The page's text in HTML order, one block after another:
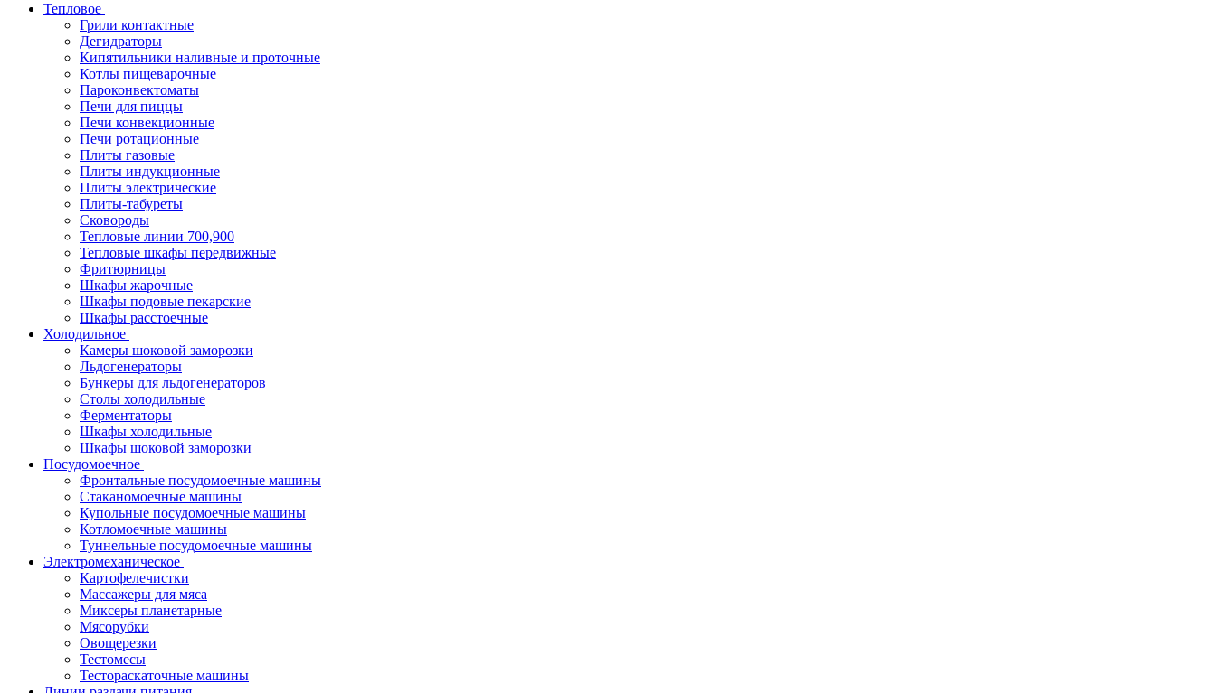
Тепловое
Грили контактные
Дегидраторы
Кипятильники наливные и проточные
Котлы пищеварочные
Пароконвектоматы
Печи для пиццы
Печи конвекционные
Печи ротационные
Плиты газовые
Плиты индукционные
Плиты электрические
Плиты-табуреты
Сковороды
Тепловые линии 700,900
Тепловые шкафы передвижные
Фритюрницы
Шкафы жарочные
Шкафы подовые пекарские
Шкафы расстоечные
Холодильное
Камеры шоковой заморозки
Льдогенераторы
Бункеры для льдогенераторов
Столы холодильные
Ферментаторы
Шкафы холодильные
Шкафы шоковой заморозки
Посудомоечное
Фронтальные посудомоечные машины
Стаканомоечные машины
Купольные посудомоечные машины
Котломоечные машины
Туннельные посудомоечные машины
Электромеханическое
Картофелечистки
Массажеры для мяса
Миксеры планетарные
Мясорубки
Овощерезки
Тестомесы
Тестораскаточные машины